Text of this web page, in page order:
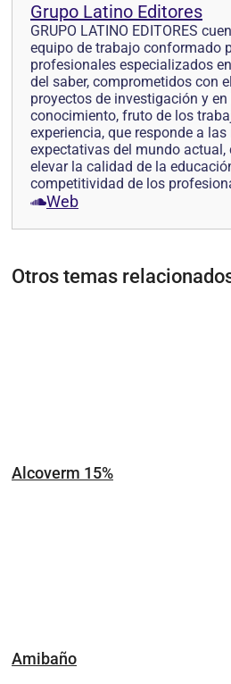
Grupo Latino Editores
GRUPO LATINO EDITORES
equipo de trabajo conformado
profesionales especializados
del saber, comprometidos con
proyectos de investigación y
conocimiento, fruto de los
experiencia, que responde a
expectativas del mundo actual,
elevar la calidad de la
competitividad de los
Web
Otros temas
Alcoverm 15%
Amibaño